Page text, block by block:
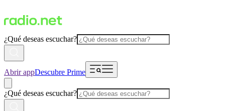
¿Qué deseas escuchar?
Abrir appDescubre Prime
¿Qué deseas escuchar?